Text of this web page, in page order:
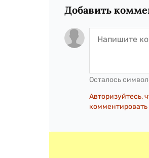
Добавить
Осталось
Авторизуйтесь,